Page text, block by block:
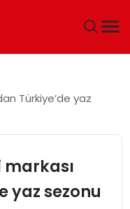
Türkiye’de yaz
markası
yaz sezonu